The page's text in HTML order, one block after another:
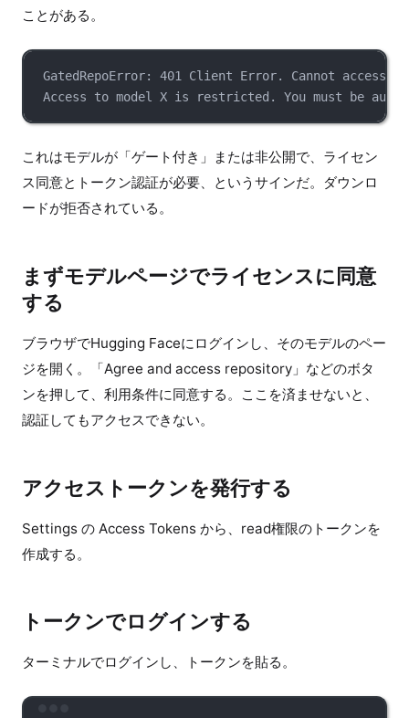
ことがある。
GatedRepoError: 401 Client Error. Cannot
Access to model X is restricted. You must be
これはモデルが「ゲート付き」または非公開で、ライセン
ス同意とトークン認証が必要、というサインだ。ダウンロ
ードが拒否されている。
まずモデルページでライセンスに同意
する
ブラウザでHugging Faceにログインし、そのモデルのペー
ジを開く。「Agree and access repository」などのボタ
ンを押して、利用条件に同意する。ここを済ませないと、
認証してもアクセスできない。
アクセストークンを発行する
Settings の Access Tokens から、read権限のトークンを
作成する。
トークンでログインする
ターミナルでログインし、トークンを貼る。